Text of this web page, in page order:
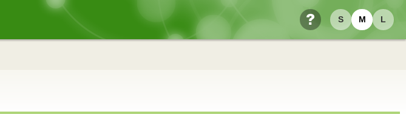
S M L
ヘルプ